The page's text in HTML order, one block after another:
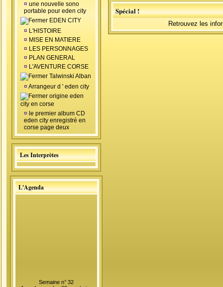
¤ une nouvelle sono
portable pour eden city
EDEN CITY
¤ L'HISTOIRE
¤ MISE EN MATIERE
¤ LES PERSONNAGES
¤ PLAN GENERAL
¤ L'AVENTURE CORSE
Talwinski Alban
¤ Arrangeur d ' eden city
origine eden
city en corse
¤ le premier album CD
eden city enregistré en
corse page deux
Les Interprètes
L'Agenda
Semaine n° 32
Spécial !
Retrouvez les